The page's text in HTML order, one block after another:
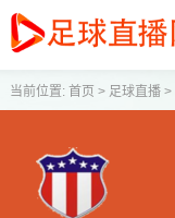
当前位置: 首页 > 足球直播>